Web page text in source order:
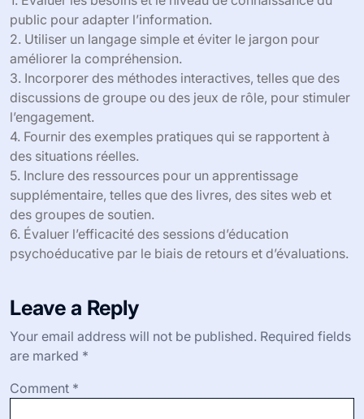
public pour adapter l’information.
2. Utiliser un langage simple et éviter le jargon pour
améliorer la compréhension.
3. Incorporer des méthodes interactives, telles que des
discussions de groupe ou des jeux de rôle, pour stimuler
l’engagement.
4. Fournir des exemples pratiques qui se rapportent à
des situations réelles.
5. Inclure des ressources pour un apprentissage
supplémentaire, telles que des livres, des sites web et
des groupes de soutien.
6. Évaluer l’efficacité des sessions d’éducation
psychoéducative par le biais de retours et d’évaluations.
Leave a Reply
Your email address will not be published. Required fields
are marked *
Comment *